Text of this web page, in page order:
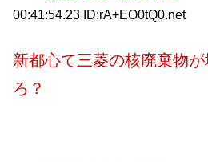
00:41:54.23 ID:rA+EO0tQ0.net
新都心て三菱の核廃棄物
ろ？